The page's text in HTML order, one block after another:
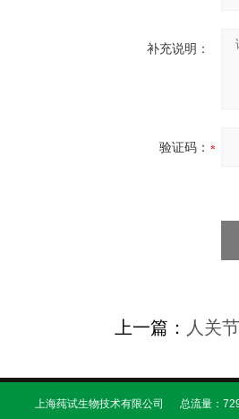
补充说明：
验证码：
上一篇： 人关
上海莼试生物技术有限公司 总流量：